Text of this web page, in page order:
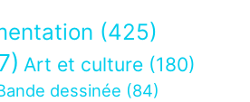
(425)
Art et culture (180)
dessinée (84)